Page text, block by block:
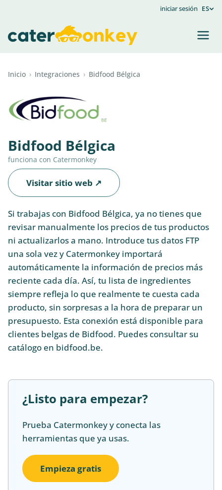
iniciar sesión ES
Inicio › Integraciones › Bidfood Bélgica
Bidfood Bélgica
funciona con Catermonkey
Visitar sitio web ↗
Si trabajas con Bidfood Bélgica, ya no tienes que
revisar manualmente los precios de tus productos
ni actualizarlos a mano. Introduce tus datos FTP
una sola vez y Catermonkey importará
automáticamente la información de precios más
reciente cada día. Así, tu lista de ingredientes
siempre refleja lo que realmente te cuesta cada
producto, sin sorpresas a la hora de preparar un
presupuesto. Esta conexión está disponible para
clientes belgas de Bidfood. Puedes consultar su
catálogo en bidfood.be.
¿Listo para empezar?
Prueba Catermonkey y conecta las
herramientas que ya usas.
Empieza gratis